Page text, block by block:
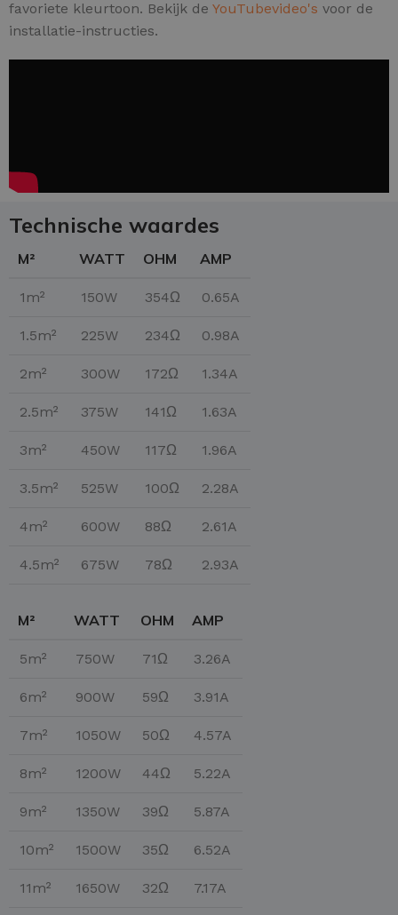
favoriete kleurtoon. Bekijk de YouTubevideo's voor de
installatie-instructies.
Technische waardes
M² WATT OHM AMP
1m² 150W 354Ω 0.65A
1.5m² 225W 234Ω 0.98A
2m² 300W 172Ω 1.34A
2.5m² 375W 141Ω 1.63A
3m² 450W 117Ω 1.96A
3.5m² 525W 100Ω 2.28A
4m² 600W 88Ω 2.61A
4.5m² 675W 78Ω 2.93A
M² WATT OHM AMP
5m² 750W 71Ω 3.26A
6m² 900W 59Ω 3.91A
7m² 1050W 50Ω 4.57A
8m² 1200W 44Ω 5.22A
9m² 1350W 39Ω 5.87A
10m² 1500W 35Ω 6.52A
11m² 1650W 32Ω 7.17A